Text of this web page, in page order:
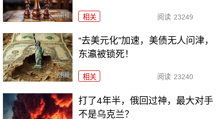
相关 阅读 23249
“去美元化”加速，美债无人问津，
东瀛被锁死！
相关 阅读 23240
打了4年半，俄回过神，最大对手
不是乌克兰？